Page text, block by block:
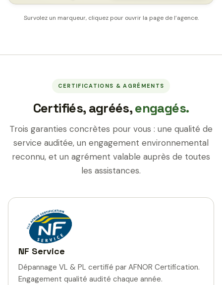
Survolez un marqueur, cliquez pour ouvrir la page de l’agence.
CERTIFICATIONS & AGRÉMENTS
Certifiés, agréés,engagés.
Trois garanties concrètes pour vous : une qualité de
service auditée, un engagement environnemental
reconnu, et un agrément valable auprès de toutes
les assistances.
NF Service
Dépannage VL & PL certifié par AFNOR Certification.
Engagement qualité audité chaque année.